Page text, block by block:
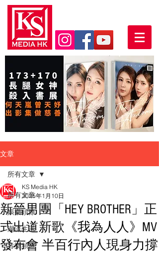
文章
所有文章
娛樂頭條
潮流生活
音樂頻道
所有文章
新晉男團「HEY BROTHER」正
式出道新歌《我為人人》MV
發布會 半百行內人現身力撐
KS Media HK
2025年1月10日